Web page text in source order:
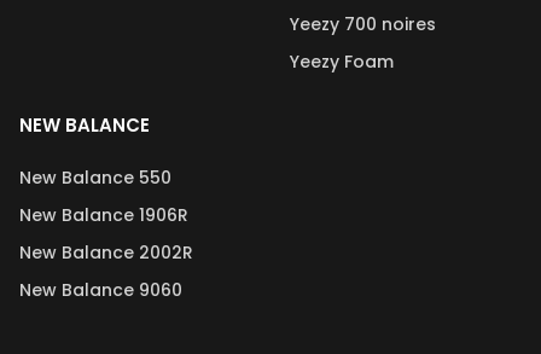
Yeezy 700 noires
Yeezy Foam
NEW BALANCE
New Balance 550
New Balance 1906R
New Balance 2002R
New Balance 9060